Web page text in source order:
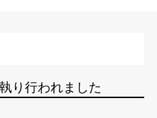
り行われました